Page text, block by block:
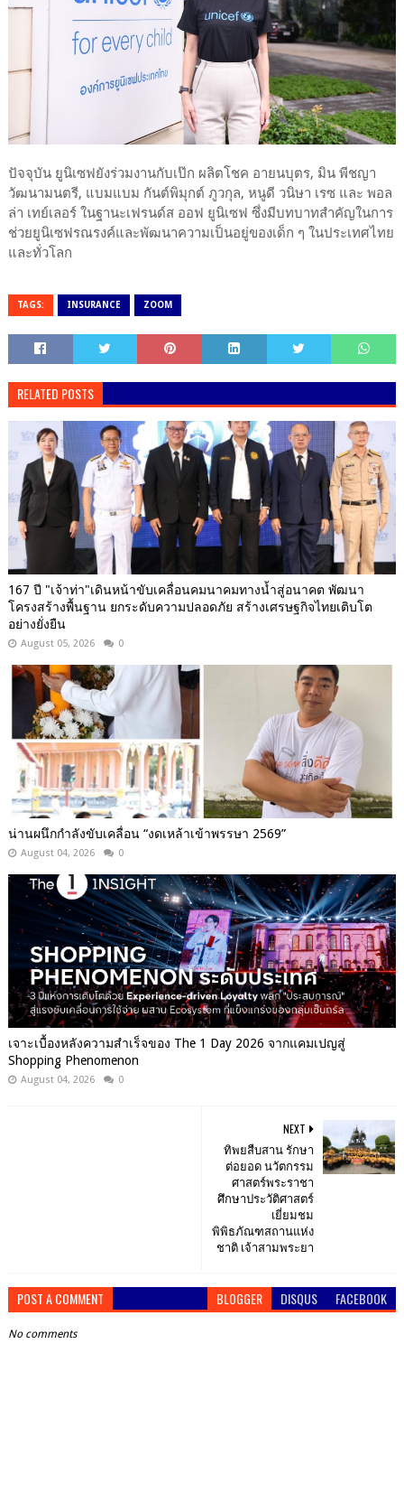
ปัจจุบัน ยูนิเซฟยังร่วมงานกับเป๊ก ผลิตโชค อายนบุตร, มิน พีชญา
วัฒนามนตรี, แบมแบม กันต์พิมุกต์ ภูวกุล, หนูดี วนิษา เรซ และ พอล
ล่า เทย์เลอร์ ในฐานะเฟรนด์ส ออฟ ยูนิเซฟ ซึ่งมีบทบาทสำคัญในการ
ช่วยยูนิเซฟรณรงค์และพัฒนาความเป็นอยู่ของเด็ก ๆ ในประเทศไทย
และทั่วโลก
TAGS: INSURANCE ZOOM
RELATED POSTS
167 ปี "เจ้าท่า"เดินหน้าขับเคลื่อนคมนาคมทางน้ำสู่อนาคต พัฒนา
โครงสร้างพื้นฐาน ยกระดับความปลอดภัย สร้างเศรษฐกิจไทยเติบโต
อย่างยั่งยืน
August 05, 2026 0
น่านผนึกกำลังขับเคลื่อน “งดเหล้าเข้าพรรษา 2569”
August 04, 2026 0
เจาะเบื้องหลังความสำเร็จของ The 1 Day 2026 จากแคมเปญสู่
Shopping Phenomenon
August 04, 2026 0
NEXT
ทิพยสืบสาน รักษา
ต่อยอด นวัตกรรม
ศาสตร์พระราชา
ศึกษาประวัติศาสตร์
เยี่ยมชม
พิพิธภัณฑสถานแห่ง
ชาติ เจ้าสามพระยา
POST A COMMENT BLOGGER DISQUS FACEBOOK
No comments